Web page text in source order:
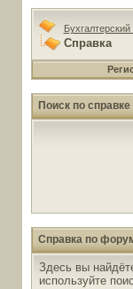
Справка
Поиск по справке
Справка по
Здесь вы
используйте